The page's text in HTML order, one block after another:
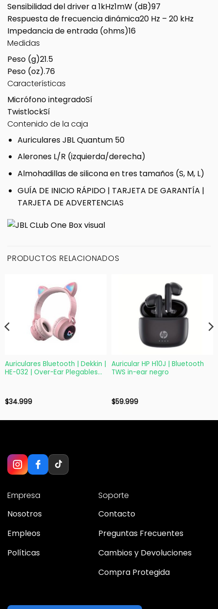
Sensibilidad del driver a 1kHz1mW (dB)97
Respuesta de frecuencia dinámica20 Hz – 20 kHz
Impedancia de entrada (ohms)16
Medidas
Peso (g)21.5
Peso (oz).76
Características
Micrófono integradoSí
TwistlockSí
Contenido de la caja
Auriculares JBL Quantum 50
Alerones L/R (izquierda/derecha)
Almohadillas de silicona en tres tamaños (S, M, L)
GUÍA DE INICIO RÁPIDO | TARJETA DE GARANTÍA |
TARJETA DE ADVERTENCIAS
PRODUCTOS RELACIONADOS
Auriculares Bluetooth | Dekkin |
HE-032 | Over-Ear Plegables
$34.999
Auricular HP H10J | Bluetooth
TWS in-ear negro
$59.999
Empresa
Nosotros
Empleos
Políticas
Soporte
Contacto
Preguntas Frecuentes
Cambios y Devoluciones
Compra Protegida